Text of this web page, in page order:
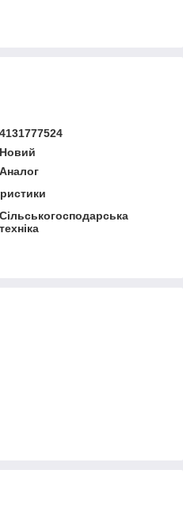
4131777524
Новий
Аналог
Сільськогосподарська
техніка